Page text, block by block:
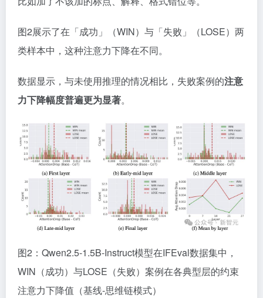
图2展示了在「成功」（WIN）与「失败」（LOSE）两
类样本中，这种注意力下降在不同。
数据显示，与未使用推理的情况相比，失败案例的注意
力下降幅度普遍更为显著。
图2：Qwen2.5-1.5B-Instruct模型在IFEval数据集中，
WIN（成功）与LOSE（失败）案例在各典型层的约束
注意力下降值（基线-思维链模式）